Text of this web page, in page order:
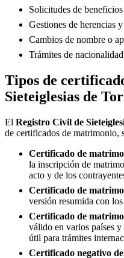
Solicitudes de beneficios
Gestiones de herencias
Cambios de nombre o
Trámites de
Tipos de
Sieteiglesias de
El Registro Civil de
de certificados de matrimonio,
Certificado de
la inscripción de
acto y de los
Certificado de
versión resumida con
Certificado de
válido en varios países
útil para trámites
Certificado negativo